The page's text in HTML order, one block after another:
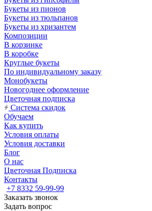
Букеты из пионов
Букеты из тюльпанов
Букеты из хризантем
Композиции
В корзинке
В коробке
Круглые букеты
По индивидуальному заказу
Монобукеты
Новогоднее оформление
Цветочная подписка
Система скидок
Обучаем
Как купить
Условия оплаты
Условия доставки
Блог
О нас
Цветочная Подписка
Контакты
+7 8332 59-99-99
Заказать звонок
Задать вопрос